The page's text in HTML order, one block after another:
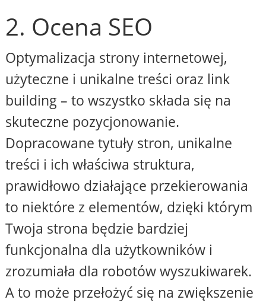
2. Ocena SEO
Optymalizacja strony internetowej,
użyteczne i unikalne treści oraz link
building – to wszystko składa się na
skuteczne pozycjonowanie.
Dopracowane tytuły stron, unikalne
treści i ich właściwa struktura,
prawidłowo działające przekierowania
to niektóre z elementów, dzięki którym
Twoja strona będzie bardziej
funkcjonalna dla użytkowników i
zrozumiała dla robotów wyszukiwarek.
A to może przełożyć się na zwiększenie